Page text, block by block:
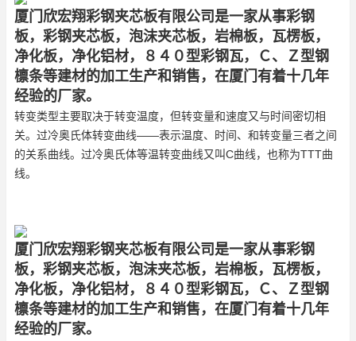
厦门欣宏翔彩钢夹芯板有限公司是一家从事彩钢
板，彩钢夹芯板，泡沫夹芯板，岩棉板，瓦楞板，
净化板，净化铝材，８４０型彩钢瓦，Ｃ、Ｚ型钢
檩条等建材的加工生产和销售，在厦门有着十几年
经验的厂家。
转变类型主要取决于转变温度，但转变量和速度又与时间密切相
关。过冷奥氏体转变曲线——表示温度、时间、和转变量三者之间
的关系曲线。过冷奥氏体等温转变曲线又叫C曲线，也称为TTT曲
线。
厦门欣宏翔彩钢夹芯板有限公司是一家从事彩钢
板，彩钢夹芯板，泡沫夹芯板，岩棉板，瓦楞板，
净化板，净化铝材，８４０型彩钢瓦，Ｃ、Ｚ型钢
檩条等建材的加工生产和销售，在厦门有着十几年
经验的厂家。